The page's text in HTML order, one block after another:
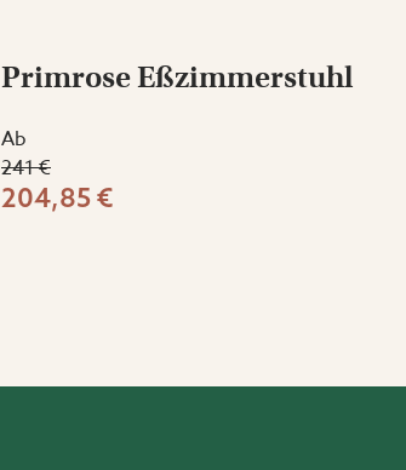
Primrose Eßzimmerstuhl
Ab
241 €
204,85 €